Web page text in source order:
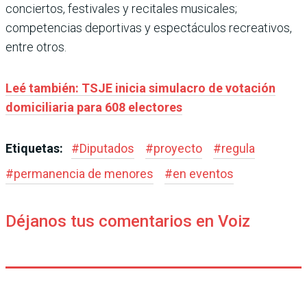
conciertos, festivales y recitales musicales;
competencias deportivas y espectáculos recreativos,
entre otros.
Leé también: TSJE inicia simulacro de votación
domiciliaria para 608 electores
Etiquetas: #Diputados #proyecto #regula
#permanencia de menores #en eventos
Déjanos tus comentarios en Voiz